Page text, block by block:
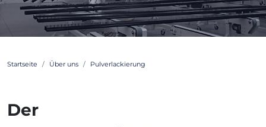
Startseite Über uns Pulverlackierung
Der